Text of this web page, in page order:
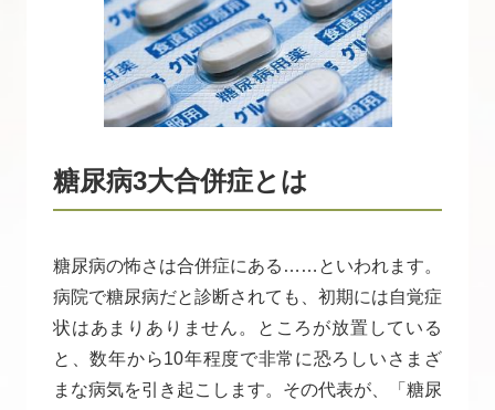
糖尿病3大合併症とは
糖尿病の怖さは合併症にある……といわれます。
病院で糖尿病だと診断されても、初期には自覚症
状はあまりありません。ところが放置している
と、数年から10年程度で非常に恐ろしいさまざ
まな病気を引き起こします。その代表が、「糖尿